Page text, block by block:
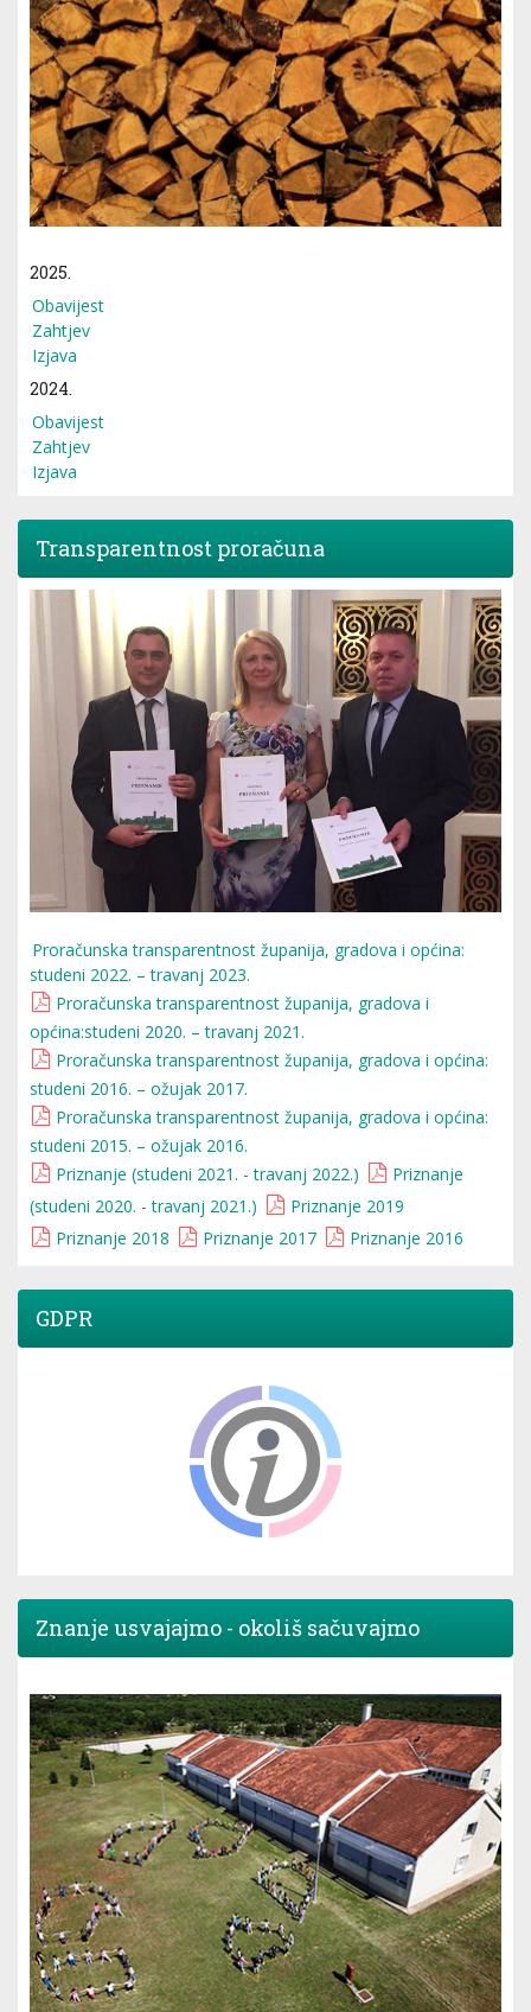
2025.
Obavijest
Zahtjev
Izjava
2024.
Obavijest
Zahtjev
Izjava
Transparentnost proračuna
Proračunska transparentnost županija, gradova i općina:
studeni 2022. – travanj 2023.
Proračunska transparentnost županija, gradova i
općina:studeni 2020. – travanj 2021.
Proračunska transparentnost županija, gradova i općina:
studeni 2016. – ožujak 2017.
Proračunska transparentnost županija, gradova i općina:
studeni 2015. – ožujak 2016.
Priznanje (studeni 2021. - travanj 2022.)
Priznanje
(studeni 2020. - travanj 2021.)
Priznanje 2019
Priznanje 2018
Priznanje 2017 Priznanje 2016
GDPR
Znanje usvajajmo - okoliš sačuvajmo